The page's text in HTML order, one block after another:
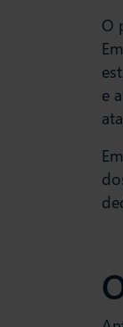
O
e